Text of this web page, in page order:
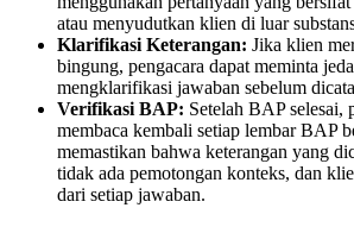
atau menyudutkan klien di luar
Klarifikasi Keterangan: Jika klien
bingung, pengacara dapat meminta
mengklarifikasi jawaban sebelum
Verifikasi BAP: Setelah BAP selesai,
membaca kembali setiap lembar BAP
memastikan bahwa keterangan yang
tidak ada pemotongan konteks, dan
dari setiap jawaban.